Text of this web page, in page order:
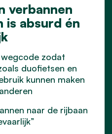
verbannen
is absurd én
zodat
duofietsen en
kunnen maken
naar de rijbaan